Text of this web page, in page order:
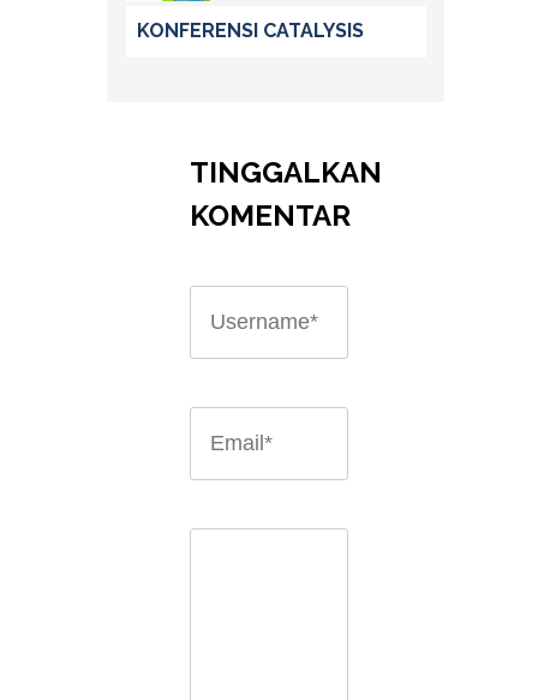
KONFERENSI CATALYSIS
TINGGALKAN
KOMENTAR